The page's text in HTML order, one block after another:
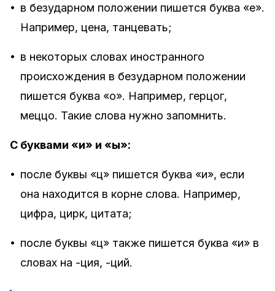
• в безударном положении пишется буква «е».
Например, цена, танцевать;
• в некоторых словах иностранного
происхождения в безударном положении
пишется буква «о». Например, герцог,
меццо. Такие слова нужно запомнить.
С буквами «и» и «ы»:
• после буквы «ц» пишется буква «и», если
она находится в корне слова. Например,
цифра, цирк, цитата;
• после буквы «ц» также пишется буква «и» в
словах на -ция, -ций.